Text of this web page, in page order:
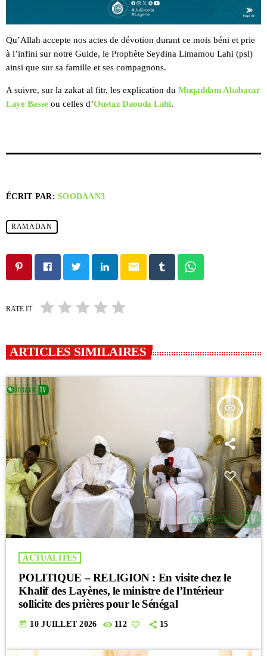
Qu’Allah accepte nos actes de dévotion durant ce mois béni et prie
à l’infini sur notre Guide, le Prophète Seydina Limamou Lahi (psl)
ainsi que sur sa famille et ses compagnons.
A suivre, sur la zakat al fitr, les explication du Muqaddam Ababacar
Laye Basse ou celles d’Oustaz Daouda Lahi.
ÉCRIT PAR:SOODAAN3
RAMADAN
email
RATE IT
ARTICLES SIMILAIRES
insert_link
ACTUALITES
POLITIQUE – RELIGION : En visite chez le
Khalif des Layènes, le ministre de l’Intérieur
sollicite des prières pour le Sénégal
today 10 JUILLET 2026 112 15